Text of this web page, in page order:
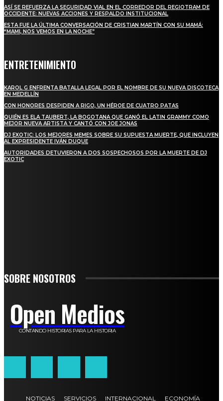
ASÍ SE REFUERZA LA SEGURIDAD VIAL EN EL CORREDOR DEL REGIOTRAM DE
OCCIDENTE: NUEVAS ACCIONES Y RESPALDO INSTITUCIONAL
ESTA FUE LA ÚLTIMA CONVERSACIÓN DE CRISTIAN MARTÍN CON SU MAMÁ:
“MAMI, NOS VEMOS EN LA NOCHE”
ENTRETENIMIENTO
KAROL G ENFRENTA BATALLA LEGAL POR EL NOMBRE DE SU NUEVA DISCOTECA
EN MEDELLÍN
CON HONORES DESPIDEN A RIGO, UN HÉROE DE CUATRO PATAS
QUIÉN ES ELA TAUBERT, LA BOGOTANA QUE GANÓ EL LATIN GRAMMY COMO
MEJOR NUEVA ARTISTA Y CANTÓ CON JOE JONAS
DJ EXOTIC: LOS MEJORES MEMES SOBRE SU SUPUESTA MUERTE, QUE INCLUYEN
AL EXPRESIDENTE IVÁN DUQUE
AUTORIDADES DETUVIERON A DOS SOSPECHOSOS POR LA MUERTE DE DJ
EXOTIC
SOBRE NOSOTROS
Open Medios
CONTANDO HISTORIAS PARA LA HISTORIA
NOTICIAS SERVICIOS INTERNACIONAL ECONOMÍA